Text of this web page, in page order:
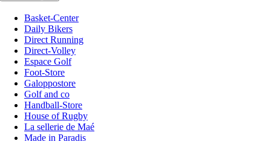
Basket-Center
Daily Bikers
Direct Running
Direct-Volley
Espace Golf
Foot-Store
Galoppostore
Golf and co
Handball-Store
House of Rugby
La sellerie de Maé
Made in Paradis